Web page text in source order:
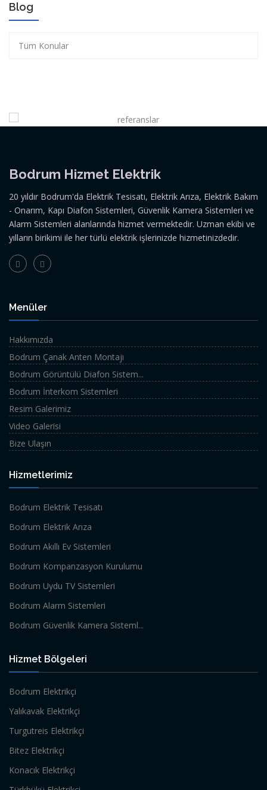
Blog
Tüm Konular
Bodrum Hizmet Elektrik
20 yıldır Bodrum'da Elektrik Tesisatı, Elektrik Arıza, Elektrik Bakım
- Onarım, Kapı Diafon Sistemleri, Güvenlik Kamera Sistemleri ve
Alarm Sistemleri alanlarında hizmet vermektedir. Uzman ekibi ve
yılların birikimi ile her türlü elektrik işlerinizde hizmetinizdedir.
Menüler
Hakkımızda
Bodrum Çanak Anten Montajı
Bodrum Görüntülü Diafon Sistem...
Bodrum İnterkom Sistemleri
Resim Galerimiz
Video Galerisi
Bize Ulaşın
Hizmetlerimiz
Bodrum Elektrik Tesisatı
Bodrum Elektrik Arıza
Bodrum Akıllı Ev Sistemleri
Bodrum Kompanzasyon Kurulumu
Bodrum Uydu TV Sistemleri
Bodrum Alarm Sistemleri
Bodrum Güvenlik Kamera Sisteml...
Hizmet Bölgeleri
Bodrum Elektrikçi
Yalıkavak Elektrikçi
Turgutreis Elektrikçi
Bitez Elektrikçi
Konacık Elektrikçi